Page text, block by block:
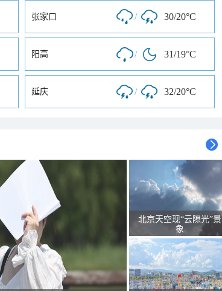
张家口 / 30/20°C
阳高 / 31/19°C
延庆 / 32/20°C
北京天空现“云隙光”景
象